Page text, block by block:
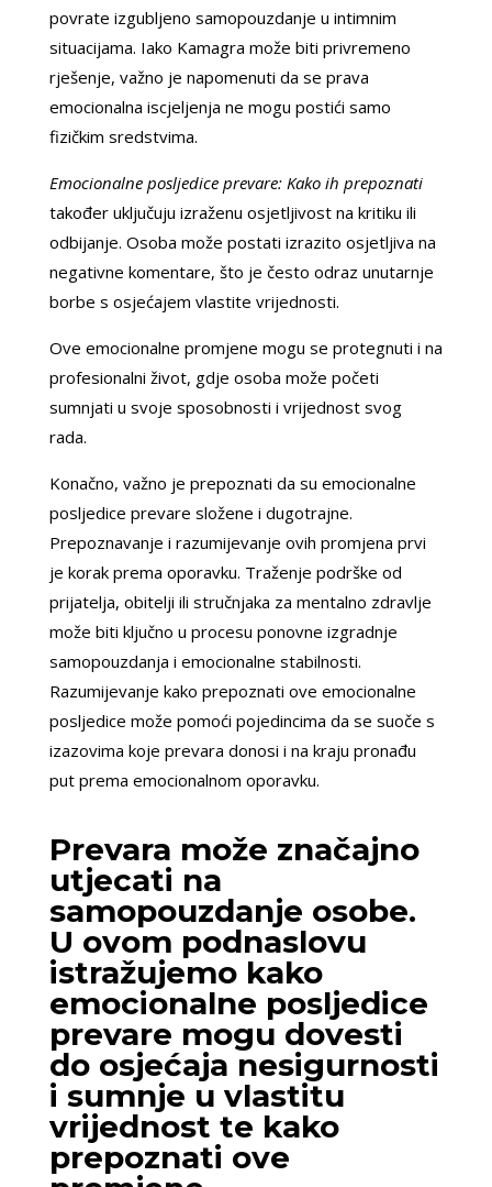
povrate izgubljeno samopouzdanje u intimnim
situacijama. Iako Kamagra može biti privremeno
rješenje, važno je napomenuti da se prava
emocionalna iscjeljenja ne mogu postići samo
fizičkim sredstvima.
Emocionalne posljedice prevare: Kako ih prepoznati
također uključuju izraženu osjetljivost na kritiku ili
odbijanje. Osoba može postati izrazito osjetljiva na
negativne komentare, što je često odraz unutarnje
borbe s osjećajem vlastite vrijednosti.
Ove emocionalne promjene mogu se protegnuti i na
profesionalni život, gdje osoba može početi
sumnjati u svoje sposobnosti i vrijednost svog
rada.
Konačno, važno je prepoznati da su emocionalne
posljedice prevare složene i dugotrajne.
Prepoznavanje i razumijevanje ovih promjena prvi
je korak prema oporavku. Traženje podrške od
prijatelja, obitelji ili stručnjaka za mentalno zdravlje
može biti ključno u procesu ponovne izgradnje
samopouzdanja i emocionalne stabilnosti.
Razumijevanje kako prepoznati ove emocionalne
posljedice može pomoći pojedincima da se suoče s
izazovima koje prevara donosi i na kraju pronađu
put prema emocionalnom oporavku.
Prevara može značajno
utjecati na
samopouzdanje osobe.
U ovom podnaslovu
istražujemo kako
emocionalne posljedice
prevare mogu dovesti
do osjećaja nesigurnosti
i sumnje u vlastitu
vrijednost te kako
prepoznati ove